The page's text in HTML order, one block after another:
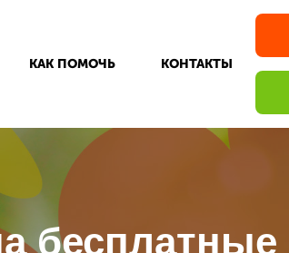
КАК ПОМОЧЬ КОНТАКТЫ
бесплатные